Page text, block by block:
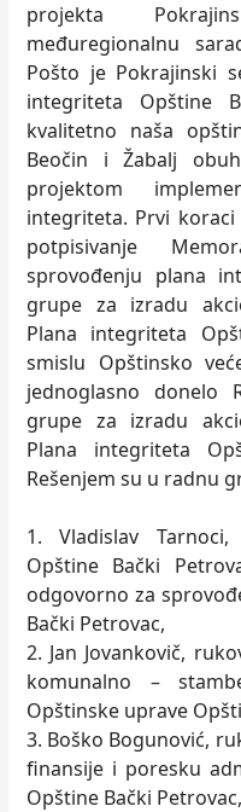
projekta
međuregionalnu
Pošto je Pokrajinski
integriteta Opštine
kvalitetno naša
Beočin i Žabalj
projektom
integriteta. Prvi
potpisivanje
sprovođenju plana
grupe za izradu
Plana integriteta
smislu Opštinsko
jednoglasno donelo
grupe za izradu
Plana integriteta
Rešenjem su u radnu
1. Vladislav
Opštine Bački
odgovorno za
Bački Petrovac,
2. Jan Jovankovič,
komunalno –
Opštinske uprave
3. Boško Bogunović,
finansije i poresku
Opštine Bački